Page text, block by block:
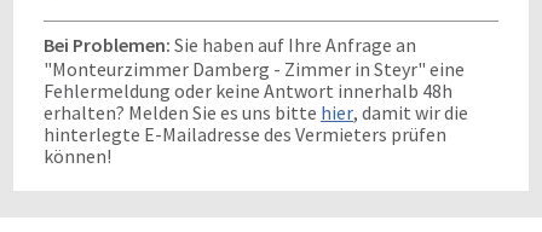
Bei Problemen: Sie haben auf Ihre Anfrage an
"Monteurzimmer Damberg - Zimmer in Steyr" eine
Fehlermeldung oder keine Antwort innerhalb 48h
erhalten? Melden Sie es uns bitte hier, damit wir die
hinterlegte E-Mailadresse des Vermieters prüfen
können!